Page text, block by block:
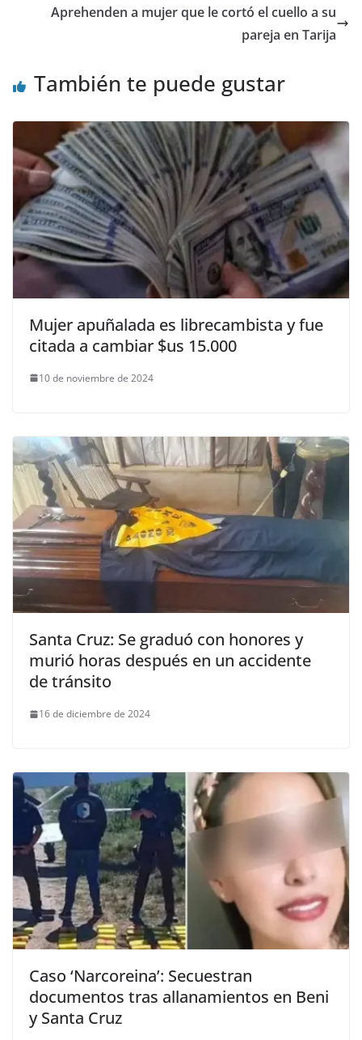
Aprehenden a mujer que le cortó el cuello a su
pareja en Tarija
También te puede gustar
Mujer apuñalada es librecambista y fue
citada a cambiar $us 15.000
10 de noviembre de 2024
Santa Cruz: Se graduó con honores y
murió horas después en un accidente
de tránsito
16 de diciembre de 2024
Caso ‘Narcoreina’: Secuestran
documentos tras allanamientos en Beni
y Santa Cruz